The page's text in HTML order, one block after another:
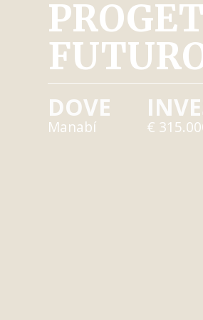
DOVE
Manabí €